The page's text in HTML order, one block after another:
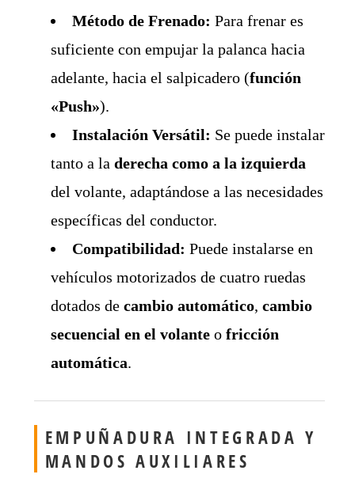
Método de Frenado: Para frenar es
suficiente con empujar la palanca hacia
adelante, hacia el salpicadero (función
«Push»).
Instalación Versátil: Se puede instalar
tanto a la derecha como a la izquierda
del volante, adaptándose a las necesidades
específicas del conductor.
Compatibilidad: Puede instalarse en
vehículos motorizados de cuatro ruedas
dotados de cambio automático, cambio
secuencial en el volanteo fricción
automática.
EMPUÑADURA INTEGRADA Y
MANDOS AUXILIARES